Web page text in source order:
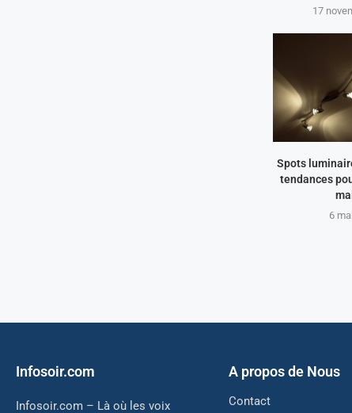
17
Spots
tendances
6
Infosoir.com
Infosoir.com – Là où les voix
A propos de Nous
Contact